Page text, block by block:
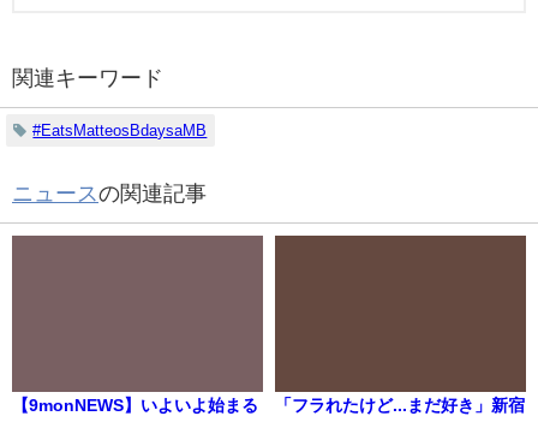
関連キーワード
#EatsMatteosBdaysaMB
ニュースの関連記事
【9monNEWS】いよいよ始まる 「フラれたけど...まだ好き」新宿